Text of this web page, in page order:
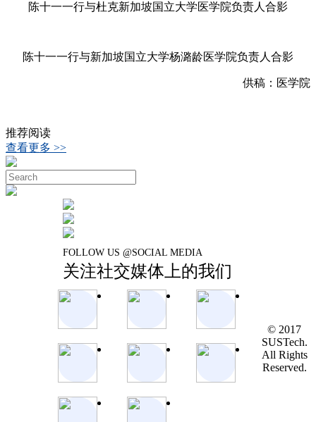
陈十一一行与杜克新加坡国立大学医学院负责人合影
陈十一一行与新加坡国立大学杨潞龄医学院负责人合影
供稿：医学院
推荐阅读
查看更多 >>
FOLLOW US @SOCIAL MEDIA
关注社交媒体上的我们
© 2017
SUSTech.
All Rights
Reserved.